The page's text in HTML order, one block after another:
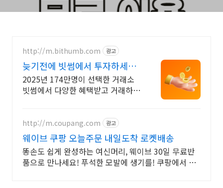
http://m.bithumb.com 광고
늦기전에 빗썸에서 투자하세요
신규 가입 시 5만원 혜택
2025년 174만명이 선택한 거래소
빗썸에서 다양한 혜택받고 거래하세
http://m.coupang.com 광고
웨이브 쿠팡 오늘주문 내일도착 로켓배송
똥손도 쉽게 완성하는 여신머리, 웨이브 30일 무료반
품으로 만나세요! 푸석한 모발에 생기를! 쿠팡에서 건